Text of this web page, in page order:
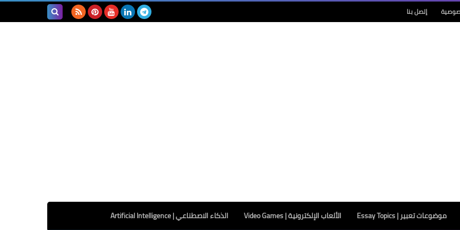
إتصل بنا
موضوعات تعبير | Essay Topics الألعاب الإلكترونية | Video Games الذكاء الاصطناعي | Artificial Intelligence